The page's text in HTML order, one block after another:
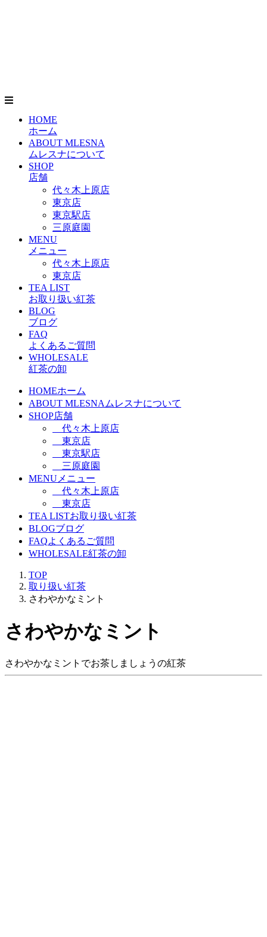
HOME
ホーム
ABOUT MLESNA
ムレスナについて
SHOP
店舗
代々木上原店
東京店
東京駅店
三原庭園
MENU
メニュー
代々木上原店
東京店
TEA LIST
お取り扱い紅茶
BLOG
ブログ
FAQ
よくあるご質問
WHOLESALE
紅茶の卸
HOMEホーム
ABOUT MLESNAムレスナについて
SHOP店舗
代々木上原店
東京店
東京駅店
三原庭園
MENUメニュー
代々木上原店
東京店
TEA LISTお取り扱い紅茶
BLOGブログ
FAQよくあるご質問
WHOLESALE紅茶の卸
TOP
取り扱い紅茶
さわやかなミント
さわやかなミント
さわやかなミントでお茶しましょうの紅茶